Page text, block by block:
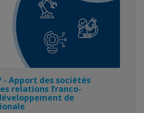
- Apport des sociétés
relations franco-
de